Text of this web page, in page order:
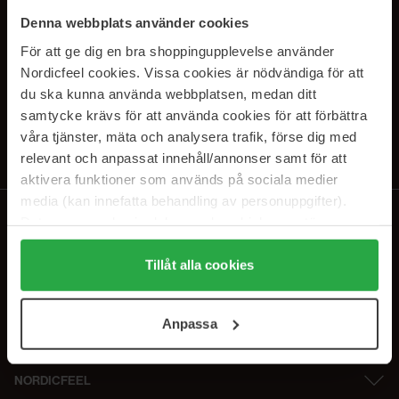
Denna webbplats använder cookies
För att ge dig en bra shoppingupplevelse använder
Nordicfeel cookies. Vissa cookies är nödvändiga för att
du ska kunna använda webbplatsen, medan ditt
samtycke krävs för att använda cookies för att förbättra
våra tjänster, mäta och analysera trafik, förse dig med
relevant och anpassat innehåll/annonser samt för att
aktivera funktioner som används på sociala medier
media (kan innefatta behandling av personuppgifter).
Genom att trycka på "Tillåt alla cookies" accepterar du
alla cookies, medan du under "Detaljer" kan anpassa
användningen av cookies. Du kan när som helst återkalla
samt vår Integritetspolicy.
Tillåt alla cookies
Anpassa
SUBSCRIBE TO OUR
NEWSLETTER
E-postadresse
Ved å abonnere godtar du vårpersonvernerklæring. Du kan melde deg
NORDICFEEL